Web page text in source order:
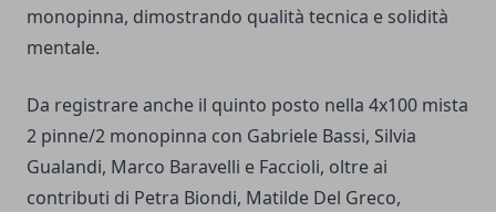
monopinna, dimostrando qualità tecnica e solidità
mentale.
Da registrare anche il quinto posto nella 4x100 mista
2 pinne/2 monopinna con Gabriele Bassi, Silvia
Gualandi, Marco Baravelli e Faccioli, oltre ai
contributi di Petra Biondi, Matilde Del Greco,